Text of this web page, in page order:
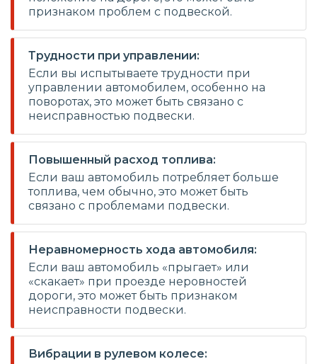
признаком проблем с подвеской.
Трудности при управлении:
Если вы испытываете трудности при
управлении автомобилем, особенно на
поворотах, это может быть связано с
неисправностью подвески.
Повышенный расход топлива:
Если ваш автомобиль потребляет больше
топлива, чем обычно, это может быть
связано с проблемами подвески.
Неравномерность хода автомобиля:
Если ваш автомобиль «прыгает» или
«скакает» при проезде неровностей
дороги, это может быть признаком
неисправности подвески.
Вибрации в рулевом колесе: